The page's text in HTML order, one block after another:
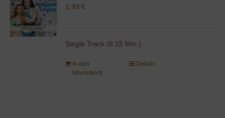
1,99€
Single Track (6:15 Min.)
In den
Warenkorb
Details